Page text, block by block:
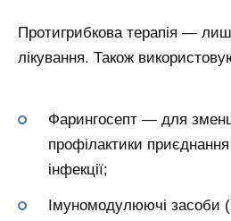
Протигрибкова терапія —
лікування. Також
Фарингосепт — для
профілактики приєднання
інфекції;
Імуномодулюючі засоби